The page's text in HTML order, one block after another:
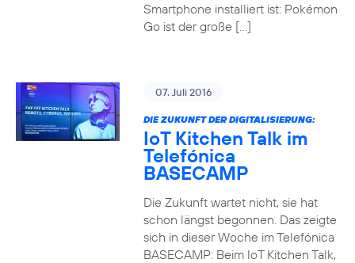
Smartphone installiert ist: Pokémon
Go ist der große […]
07. Juli 2016
DIE ZUKUNFT DER DIGITALISIERUNG:
IoT Kitchen Talk im
Telefónica
BASECAMP
Die Zukunft wartet nicht, sie hat
schon längst begonnen. Das zeigte
sich in dieser Woche im Telefónica
BASECAMP: Beim IoT Kitchen Talk,